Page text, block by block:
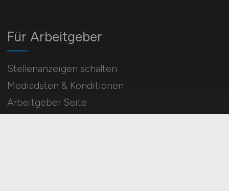
Für Arbeitgeber
Stellenanzeigen schalten
Mediadaten & Konditionen
Arbeitgeber Seite